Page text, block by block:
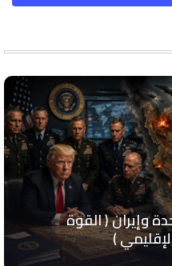
وإيران ( القوة
)